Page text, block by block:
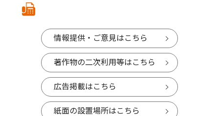
情報提供・ご意見はこちら
著作物の二次利用等はこちら
広告掲載はこちら
紙面の設置場所はこちら